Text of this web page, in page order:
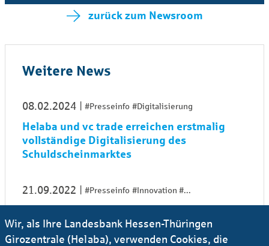
zurück zum Newsroom
Weitere News
08.02.2024 #Presseinfo #Digitalisierung
Helaba und vc trade erreichen erstmalig
vollständige Digitalisierung des
Schuldscheinmarktes
21.09.2022 #Presseinfo #Innovation ...
trade an Sparkasse
Wir, als Ihre Landesbank Hessen-Thüringen
Girozentrale (Helaba), verwenden Cookies, die